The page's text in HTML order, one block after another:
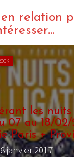
relation
les nuits
07 au 18/02/
Paris +
2017